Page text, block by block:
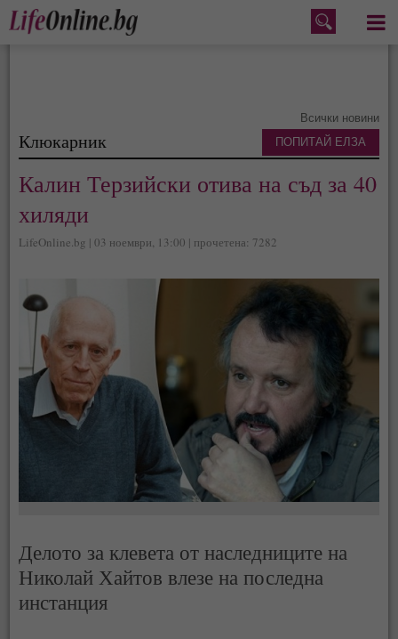
Меню
Всички новини
Клюкарник
Калин Терзийски отива на съд за 40
хиляди
LifeOnline.bg | 03 ноември, 13:00 | прочетена: 7282
Делото за клевета от наследниците на
Николай Хайтов влезе на последна
инстанция
ПОПИТАЙ ЕЛЗА